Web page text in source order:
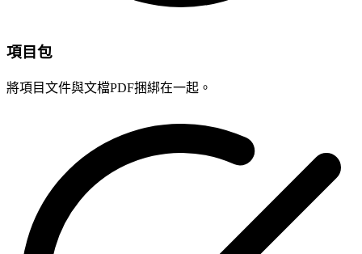
項目包
將項目文件與文檔PDF捆綁在一起。